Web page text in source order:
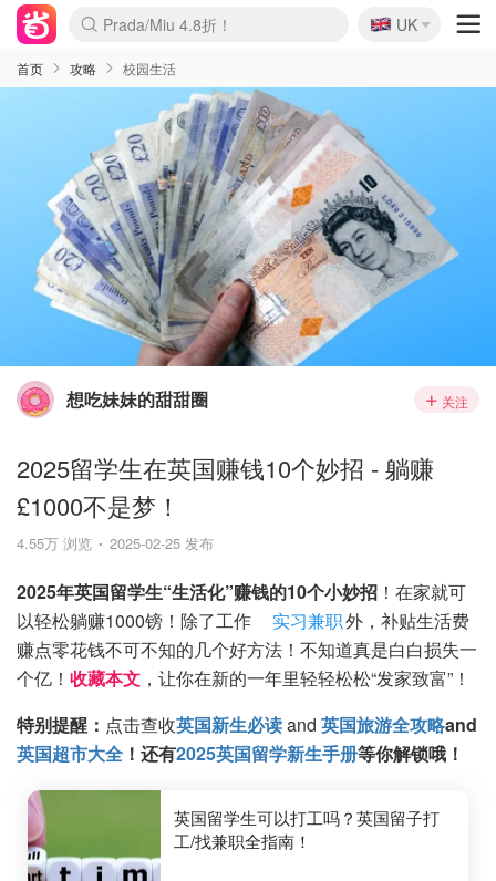
麦卢卡蜂蜜夏促！个位数！
Prada/Miu 4.8折！
啥？必胜客披萨5折！
🇬🇧
UK
首页 攻略 校园生活
想吃妹妹的甜甜圈 关注
2025留学生在英国赚钱10个妙招 - 躺赚
£1000不是梦！
4.55万 浏览 2025-02-25 发布
2025年英国留学生“生活化”赚钱的10个小妙招 ！在家就可
以轻松躺赚1000镑！除了工作
实习兼职外，补贴生活费
赚点零花钱不可不知的几个好方法！不知道真是白白损失一
个亿！ 收藏本文 ，让你在新的一年里轻轻松松“发家致富”！
特别提醒： 点击查收英国新生必读and 英国旅游全攻略and
英国超市大全 ！还有2025英国留学新生手册等你解锁哦！
英国留学生可以打工吗？英国留子打
工/找兼职全指南！